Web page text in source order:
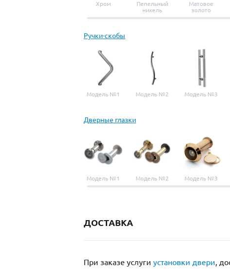
Хром
Пепельный
никель
Матовое
золото
Ручки-скобы
Модель №1 Модель №2 Модель №3
Дверные глазки
Модель №1 Модель №2 Модель №3
ДОСТАВКА
При заказе услуги установки двери,